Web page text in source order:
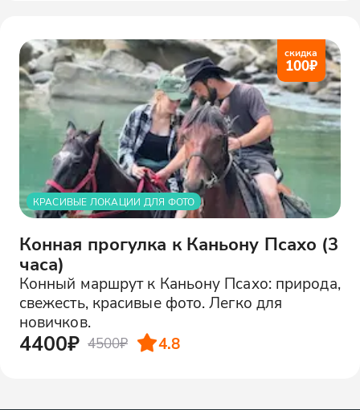
скидка
100₽
КРАСИВЫЕ ЛОКАЦИИ ДЛЯ ФОТО
Конная прогулка к Каньону Псахо (3
часа)
Конный маршрут к Каньону Псахо: природа,
свежесть, красивые фото. Легко для
новичков.
4400₽ 4500₽ 4.8